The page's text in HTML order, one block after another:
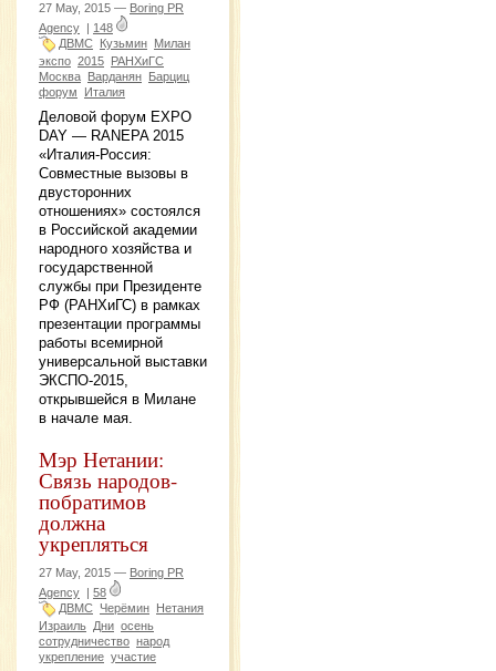
27 May, 2015 — Boring PR
Agency
148
ДВМС
Кузьмин Милан
экспо 2015
РАНХиГС
Москва
Варданян
Барциц
форум
Италия
Деловой форум EXPO
DAY — RANEPA 2015
«Италия-Россия:
Совместные вызовы в
двусторонних
отношениях» состоялся
в Российской академии
народного хозяйства и
государственной
службы при Президенте
РФ (РАНХиГС) в рамках
презентации программы
работы всемирной
универсальной выставки
ЭКСПО-2015,
открывшейся в Милане
в начале мая.
Мэр Нетании:
Связь народов-
побратимов
должна
укрепляться
27 May, 2015 — Boring PR
Agency | 58
ДВМС Черёмин Нетания
Израиль Дни осень
сотрудничество народ
укрепление участие